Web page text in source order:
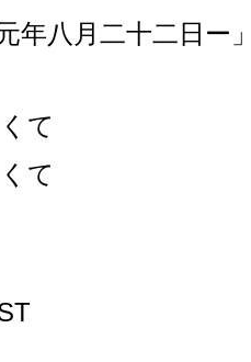
年八月二十二日ー
て
て